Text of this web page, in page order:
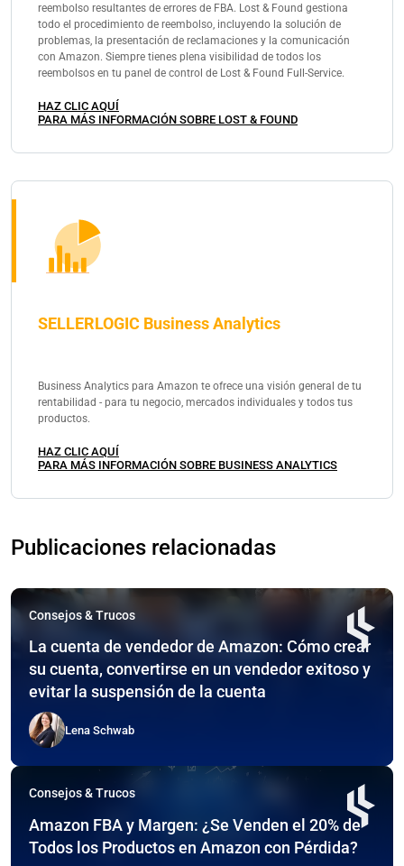
reembolso resultantes de errores de FBA. Lost & Found gestiona
todo el procedimiento de reembolso, incluyendo la solución de
problemas, la presentación de reclamaciones y la comunicación
con Amazon. Siempre tienes plena visibilidad de todos los
reembolsos en tu panel de control de Lost & Found Full-Service.
HAZ CLIC AQUÍ
PARA MÁS INFORMACIÓN SOBRE LOST & FOUND
SELLERLOGIC Business Analytics
Business Analytics para Amazon te ofrece una visión general de tu
rentabilidad - para tu negocio, mercados individuales y todos tus
productos.
HAZ CLIC AQUÍ
PARA MÁS INFORMACIÓN SOBRE BUSINESS ANALYTICS
Publicaciones relacionadas
Consejos & Trucos
La cuenta de vendedor de Amazon: Cómo crear
su cuenta, convertirse en un vendedor exitoso y
evitar la suspensión de la cuenta
Lena Schwab
Consejos & Trucos
Amazon FBA y Margen: ¿Se Venden el 20% de
Todos los Productos en Amazon con Pérdida?